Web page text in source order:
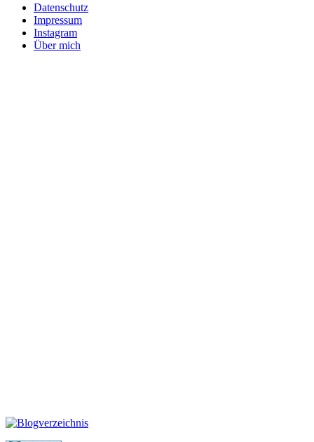
Datenschutz
Impressum
Instagram
Über mich